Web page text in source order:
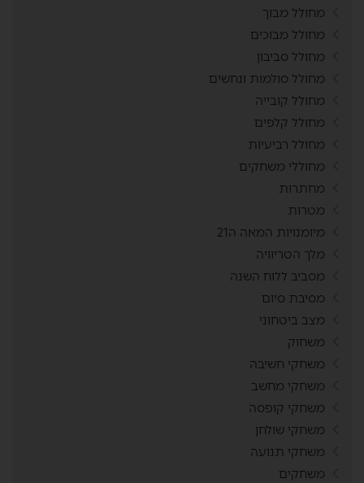
מחולל מבוך
מחולל מבוכים
מחולל סביבון
מחולל סולמות ונחשים
מחולל קובייה
מחולל קלפים
מחולל רביעיות
מחוללי משחקים
מחתרות
מטרות
מיומנויות המאה ה21
מלך הטריוויה
מסביב ללוח השנה
מסיבת סיום
מצב ביטחוני
משחוק
משחקי חשיבה
משחקי מחשב
משחקי קופסה
משחקי שולחן
משחקי תנועה
משחקים